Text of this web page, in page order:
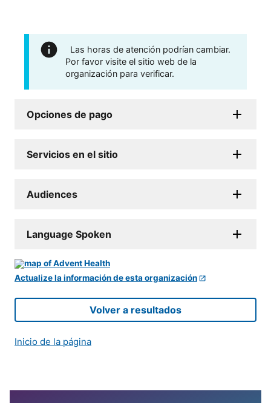
Las horas de atención podrían cambiar.
Por favor visite el sitio web de la
organización para verificar.
Opciones de pago
Servicios en el sitio
Audiences
Language Spoken
Actualize la información de esta organización
Volver a resultados
Inicio de la página